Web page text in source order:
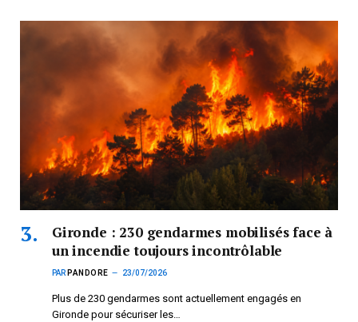
Gironde : 230 gendarmes mobilisés face à
un incendie toujours incontrôlable
PAR PANDORE 23/07/2026
Plus de 230 gendarmes sont actuellement engagés en
Gironde pour sécuriser les…